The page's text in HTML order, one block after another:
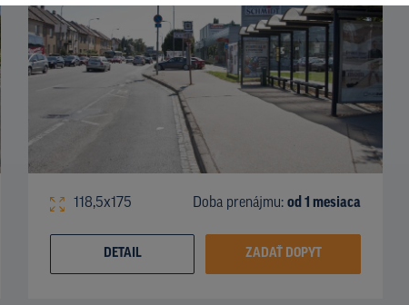
118,5x175 Doba prenájmu: od 1 mesiaca
DETAIL ZADAŤ DOPYT